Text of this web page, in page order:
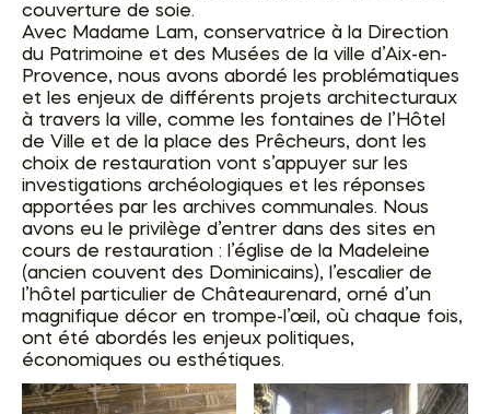
couverture de soie.
Avec Madame Lam, conservatrice à la Direction
du Patrimoine et des Musées de la ville d’Aix-en-
Provence, nous avons abordé les problématiques
et les enjeux de différents projets architecturaux
à travers la ville, comme les fontaines de l’Hôtel
de Ville et de la place des Prêcheurs, dont les
choix de restauration vont s’appuyer sur les
investigations archéologiques et les réponses
apportées par les archives communales. Nous
avons eu le privilège d’entrer dans des sites en
cours de restauration : l’église de la Madeleine
(ancien couvent des Dominicains), l’escalier de
l’hôtel particulier de Châteaurenard, orné d’un
magnifique décor en trompe-l’œil, où chaque fois,
ont été abordés les enjeux politiques,
économiques ou esthétiques.